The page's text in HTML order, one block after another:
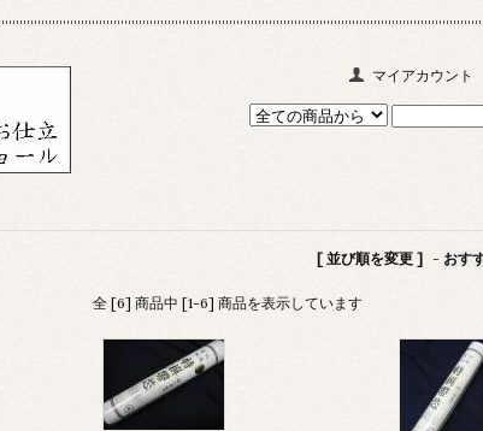
マイアカウント
[ 並び順を変更 ] - おす
全 [6] 商品中 [1-6] 商品を表示しています